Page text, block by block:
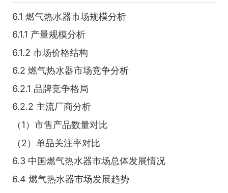
6.1 燃气热水器市场规模分析
6.1.1 产量规模分析
6.1.2 市场价格结构
6.2 燃气热水器市场竞争分析
6.2.1 品牌竞争格局
6.2.2 主流厂商分析
（1）市售产品数量对比
（2）单品关注率对比
6.3 中国燃气热水器市场总体发展情况
6.4 燃气热水器市场发展趋势